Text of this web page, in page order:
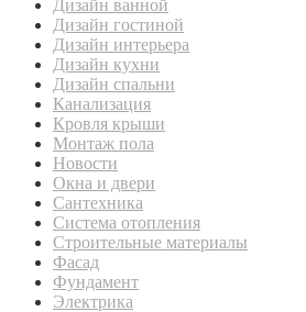
Дизайн ванной
Дизайн гостиной
Дизайн интерьера
Дизайн кухни
Дизайн спальни
Канализация
Кровля крыши
Монтаж пола
Новости
Окна и двери
Сантехника
Система отопления
Строительные материалы
Фасад
Фундамент
Электрика